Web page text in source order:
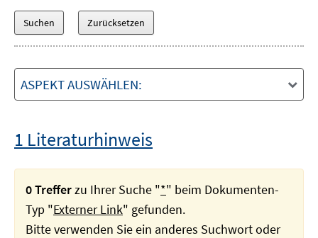
ASPEKT AUSWÄHLEN:
1 Literaturhinweis
0 Trefferzu Ihrer Suche "*" beim Dokumenten-
Typ "Externer Link" gefunden.
Bitte verwenden Sie ein anderes Suchwort oder